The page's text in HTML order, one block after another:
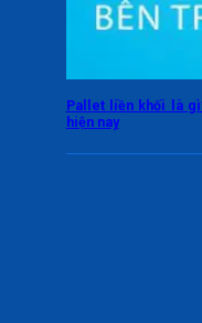
Pallet liền khối là
hiện nay